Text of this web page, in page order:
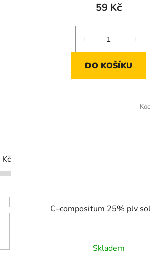
Kč
59 Kč
DO KOŠÍKU
C-compositum 25% plv
Skladem